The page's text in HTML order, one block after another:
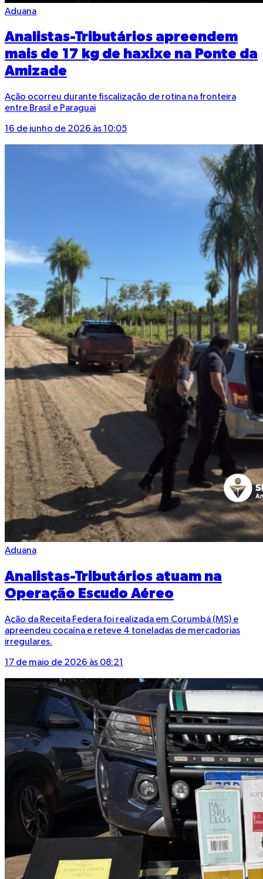
Aduana
Analistas-Tributários apreendem
mais de 17 kg de haxixe na Ponte da
Amizade
Ação ocorreu durante fiscalização de rotina na fronteira
entre Brasil e Paraguai
16 de junho de 2026 às 10:05
Aduana
Analistas-Tributários atuam na
Operação Escudo Aéreo
Ação da Receita Federa foi realizada em Corumbá (MS) e
apreendeu cocaína e reteve 4 toneladas de mercadorias
irregulares.
17 de maio de 2026 às 08:21